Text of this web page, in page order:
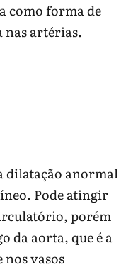
como forma de
nas artérias.
dilatação anormal
Pode atingir
porém
da aorta, que é a
vasos